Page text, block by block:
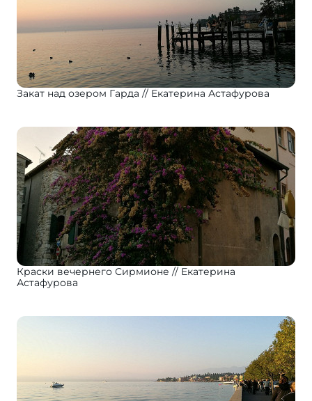
Закат над озером Гарда Екатерина Астафурова
Краски вечернего Сирмионе
Екатерина
Астафурова